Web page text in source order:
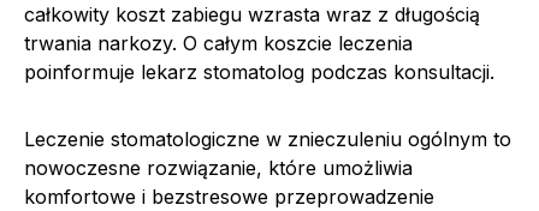
całkowity koszt zabiegu wzrasta wraz z długością
trwania narkozy. O całym koszcie leczenia
poinformuje lekarz stomatolog podczas konsultacji.
Leczenie stomatologiczne w znieczuleniu ogólnym to
nowoczesne rozwiązanie, które umożliwia
komfortowe i bezstresowe przeprowadzenie